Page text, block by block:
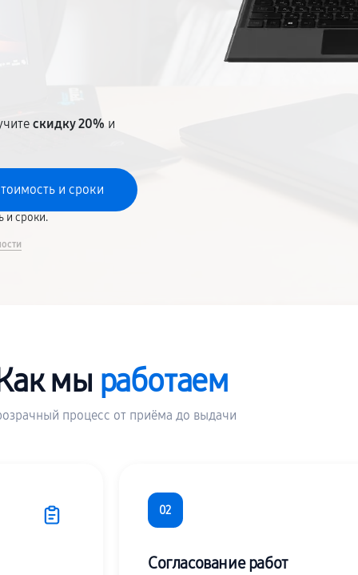
скидку 20% и
и сроки.
мы работаем
процесс от приёма до выдачи
02
Согласование работ